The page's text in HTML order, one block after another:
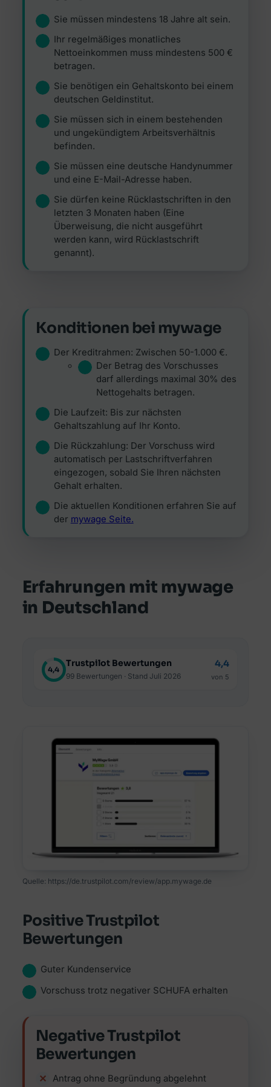
Sie müssen mindestens 18 Jahre alt sein.
Ihr regelmäßiges monatliches
Nettoeinkommen muss mindestens 500 €
betragen.
Sie benötigen ein Gehaltskonto bei einem
deutschen Geldinstitut.
Sie müssen sich in einem bestehenden
und ungekündigtem Arbeitsverhältnis
befinden.
Sie müssen eine deutsche Handynummer
und eine E-Mail-Adresse haben.
Sie dürfen keine Rücklastschriften in den
letzten 3 Monaten haben (Eine
Überweisung, die nicht ausgeführt
werden kann, wird Rücklastschrift
genannt).
Konditionen bei mywage
Der Kreditrahmen: Zwischen 50-1.000 €.
Der Betrag des Vorschusses
darf allerdings maximal 30% des
Nettogehalts betragen.
Die Laufzeit: Bis zur nächsten
Gehaltszahlung auf Ihr Konto.
Die Rückzahlung: Der Vorschuss wird
automatisch per Lastschriftverfahren
eingezogen, sobald Sie Ihren nächsten
Gehalt erhalten.
Die aktuellen Konditionen erfahren Sie auf
der mywage Seite.
Erfahrungen mit mywage
in Deutschland
4,4
Trustpilot Bewertungen
99 Bewertungen · Stand Juli 2026
4,4
von 5
Quelle: https://de.trustpilot.com/review/app.mywage.de
Positive Trustpilot
Bewertungen
Guter Kundenservice
Vorschuss trotz negativer SCHUFA erhalten
Negative Trustpilot
Bewertungen
Antrag ohne Begründung abgelehnt